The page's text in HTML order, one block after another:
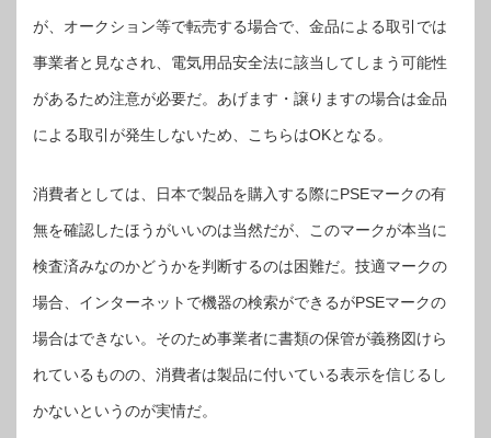
が、オークション等で転売する場合で、金品による取引では
事業者と見なされ、電気用品安全法に該当してしまう可能性
があるため注意が必要だ。あげます・譲りますの場合は金品
による取引が発生しないため、こちらはOKとなる。
消費者としては、日本で製品を購入する際にPSEマークの有
無を確認したほうがいいのは当然だが、このマークが本当に
検査済みなのかどうかを判断するのは困難だ。技適マークの
場合、インターネットで機器の検索ができるがPSEマークの
場合はできない。そのため事業者に書類の保管が義務図けら
れているものの、消費者は製品に付いている表示を信じるし
かないというのが実情だ。